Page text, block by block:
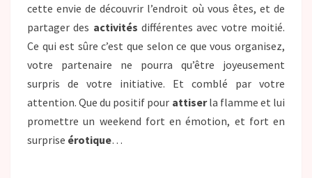
cette envie de découvrir l’endroit où vous êtes, et de
partager des activitésdifférentes avec votre moitié.
Ce qui est sûre c’est que selon ce que vous organisez,
votre partenaire ne pourra qu’être joyeusement
surpris de votre initiative. Et comblé par votre
attention. Que du positif pour attiserla flamme et lui
promettre un weekend fort en émotion, et fort en
surprise érotique…